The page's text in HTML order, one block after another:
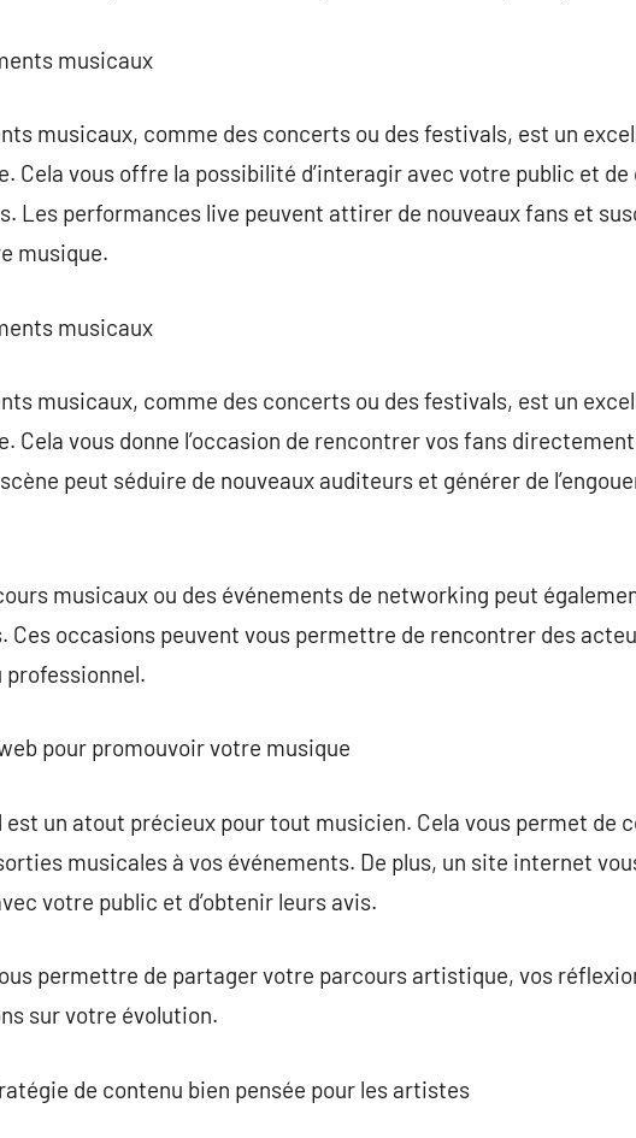
musicaux
musicaux, comme des concerts ou des festivals, est un
Cela vous offre la possibilité d’interagir avec votre public et de
Les performances live peuvent attirer de nouveaux fans et
musique.
musicaux
musicaux, comme des concerts ou des festivals, est un
Cela vous donne l’occasion de rencontrer vos fans
peut séduire de nouveaux auditeurs et générer de
musicaux ou des événements de networking peut
Ces occasions peuvent vous permettre de rencontrer des
professionnel.
pour promouvoir votre musique
est un atout précieux pour tout musicien. Cela vous permet de
musicales à vos événements. De plus, un site internet
votre public et d’obtenir leurs avis.
permettre de partager votre parcours artistique, vos
sur votre évolution.
de contenu bien pensée pour les artistes